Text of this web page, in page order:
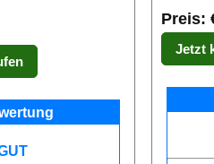
Preis:
Jetzt